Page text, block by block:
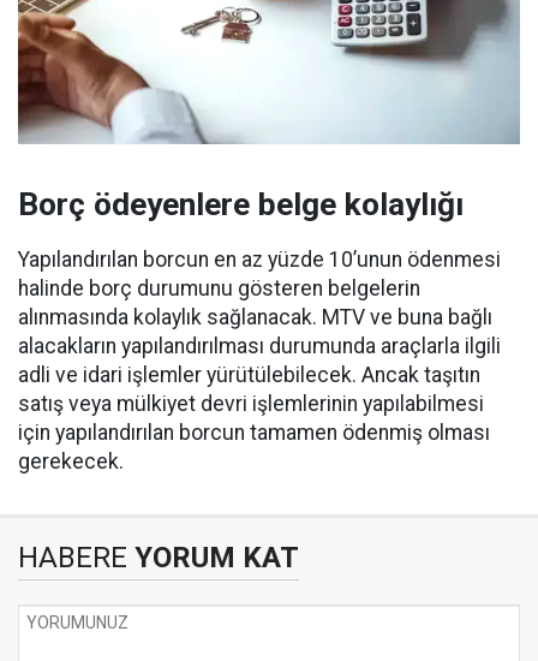
Borç ödeyenlere belge kolaylığı
Yapılandırılan borcun en az yüzde 10’unun ödenmesi
halinde borç durumunu gösteren belgelerin
alınmasında kolaylık sağlanacak. MTV ve buna bağlı
alacakların yapılandırılması durumunda araçlarla ilgili
adli ve idari işlemler yürütülebilecek. Ancak taşıtın
satış veya mülkiyet devri işlemlerinin yapılabilmesi
için yapılandırılan borcun tamamen ödenmiş olması
gerekecek.
HABERE YORUM KAT